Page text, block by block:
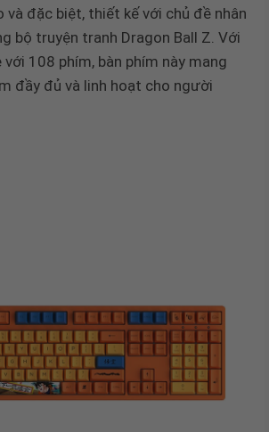
và đặc biệt, thiết kế với chủ đề nhân
bộ truyện tranh Dragon Ball Z. Với
108 phím, bàn phím này mang
đầy đủ và linh hoạt cho người